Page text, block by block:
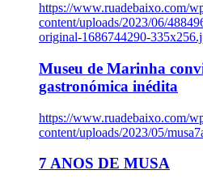
https://www.ruadebaixo.com/
content/uploads/2023/06/
original-1686744290-
Museu de Marinha
gastronómica inédita
https://www.ruadebaixo.com/
content/uploads/2023/05/
7 ANOS DE MUSA